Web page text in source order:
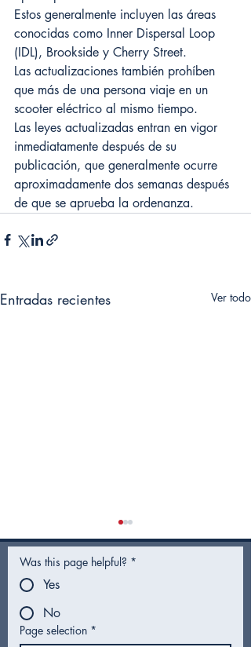
Estos generalmente incluyen las áreas
conocidas como Inner Dispersal Loop
(IDL), Brookside y Cherry Street.
Las actualizaciones también prohíben
que más de una persona viaje en un
scooter eléctrico al mismo tiempo.
Las leyes actualizadas entran en vigor
inmediatamente después de su
publicación, que generalmente ocurre
aproximadamente dos semanas después
de que se aprueba la ordenanza.
Entradas recientes Ver todo
Was this page helpful? *
Yes
No
Page selection *